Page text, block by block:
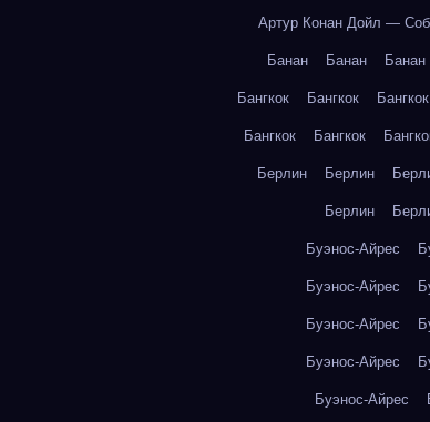
Артур Конан Дойл —
Банан Банан Банан
Бангкок Бангкок Бангкок
Бангкок Бангкок
Берлин Берлин
Берлин
Буэнос-Айрес
Буэнос-Айрес
Буэнос-Айрес
Буэнос-Айрес
Буэнос-Айрес